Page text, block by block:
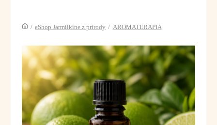
/ eShop Jarmilkine z prírody / AROMATERAPIA